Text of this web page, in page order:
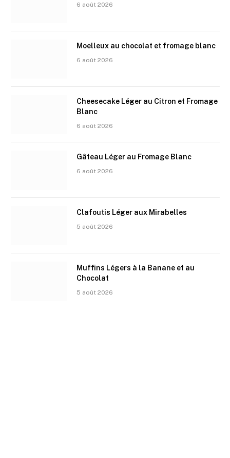
6 août 2026
Moelleux au chocolat et fromage blanc
6 août 2026
Cheesecake Léger au Citron et Fromage
Blanc
6 août 2026
Gâteau Léger au Fromage Blanc
6 août 2026
Clafoutis Léger aux Mirabelles
5 août 2026
Muffins Légers à la Banane et au
Chocolat
5 août 2026